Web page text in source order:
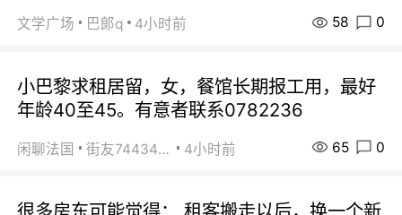
文学广场 巴郞q 4小时前 58 0
小巴黎求租居留，女，餐馆长期报工用，最好
年龄40至45。有意者联系0782236
闲聊法国 街友74434350 4小时前 65 0